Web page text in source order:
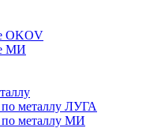
OKOV
МИ
по металлу ЛУГА
по металлу МИ